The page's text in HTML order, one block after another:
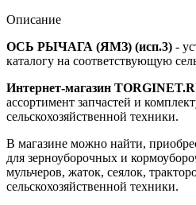
Описание
ОСЬ РЫЧАГА (ЯМЗ) (исп.3) -
каталогу на соответствующую
Интернет-магазин
ассортимент запчастей и
сельскохозяйственной техники.
В магазине можно найти,
для зерноуборочных и
мульчеров, жаток, сеялок,
сельскохозяйственной техники.